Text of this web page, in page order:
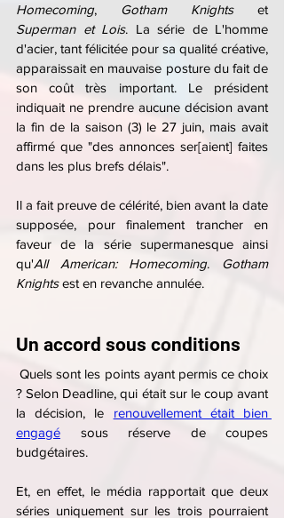
Homecoming, Gotham Knights
Superman et Lois. La série de L'homme
d'acier, tant félicitée pour sa qualité créative,
apparaissait en mauvaise posture du fait de
son coût très important. Le président
indiquait ne prendre aucune décision avant
la fin de la saison (3) le 27 juin, mais avait
affirmé que "des annonces ser[aient] faites
dans les plus brefs délais".
Il a fait preuve de célérité, bien avant la date
supposée, pour finalement trancher en
faveur de la série supermanesque ainsi
qu'All American: Homecoming. Gotham
Knights est en revanche annulée.
Un accord sous conditions
Quels sont les points ayant permis ce choix
? Selon Deadline, qui était sur le coup avant
la décision, le renouvellement était bien
engagé sous réserve de coupes
budgétaires.
Et, en effet, le média rapportait que deux
séries uniquement sur les trois pourraient